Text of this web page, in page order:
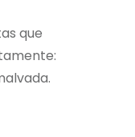
que